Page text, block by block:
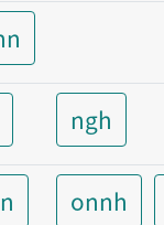
ngh
onnh